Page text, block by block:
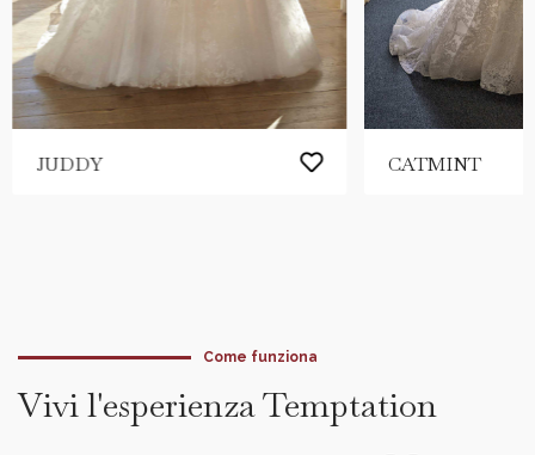
JUDDY CATMINT
Come funziona
Vivi l'esperienza Temptation